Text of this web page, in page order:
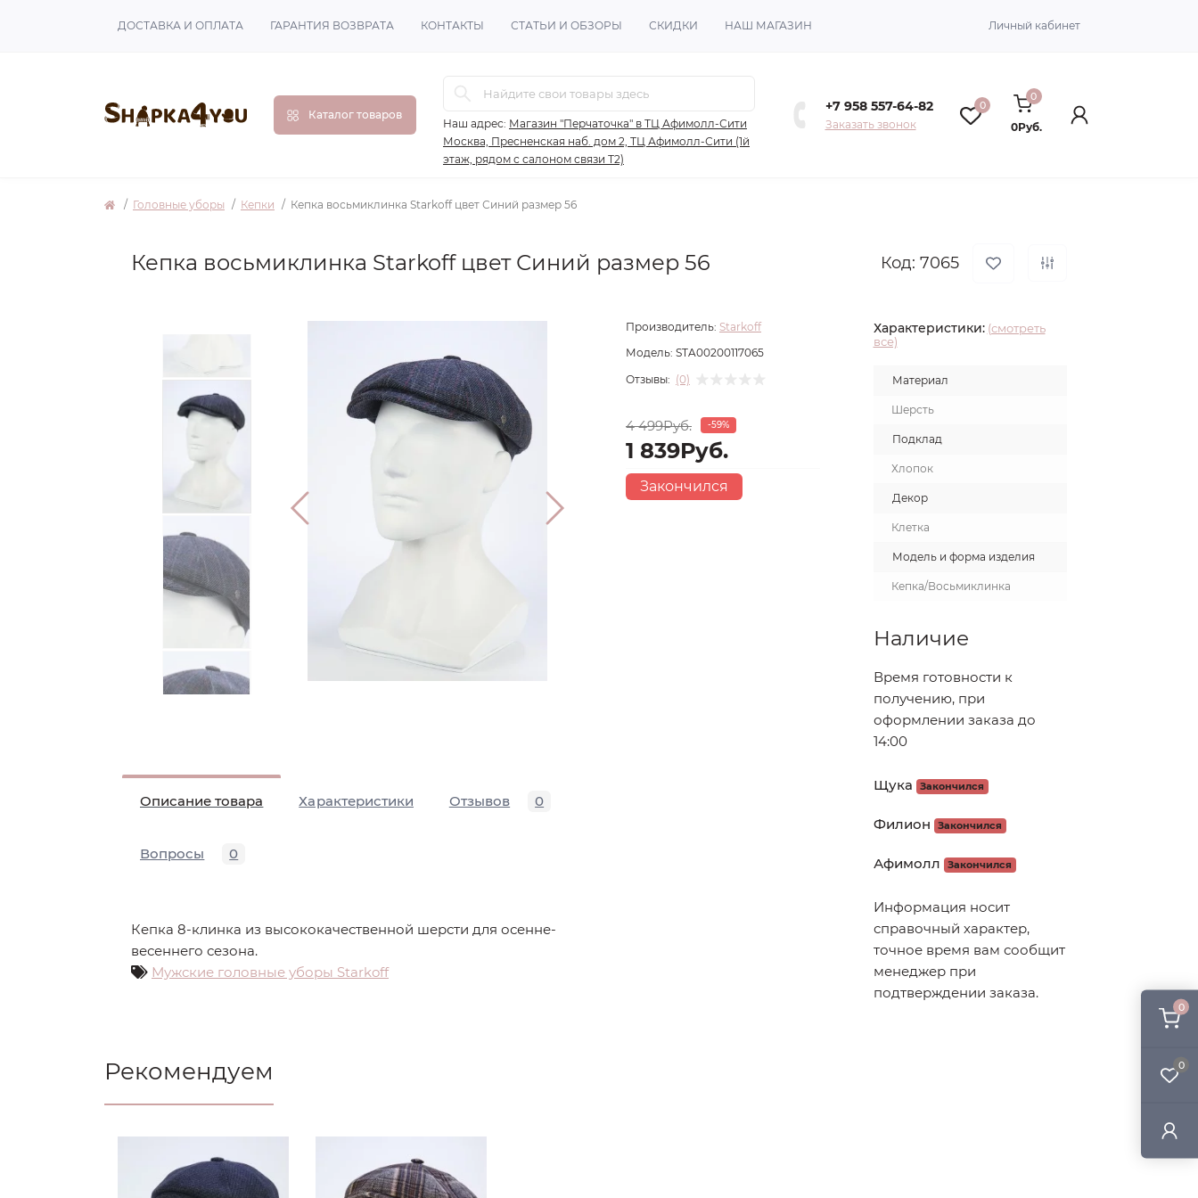
0
0
ДОСТАВКА И ОПЛАТА ГАРАНТИЯ ВОЗВРАТА КОНТАКТЫ СТАТЬИ И ОБЗОРЫ СКИДКИ НАШ МАГАЗИН Личный кабинет
Каталог товаров
Наш адрес: Магазин "Перчаточка" в ТЦ Афимолл-Сити
Москва, Пресненская наб. дом 2, ТЦ Афимолл-Сити (1й
этаж, рядом с салоном связи Т2)
+7 958 557-64-82
Заказать звонок
0
0
0Руб.
Головные уборы Кепки Кепка восьмиклинка Starkoff цвет Синий размер 56
Кепка восьмиклинка Starkoff цвет Синий размер 56 Код: 7065
Описание товара Характеристики Отзывов 0
Вопросы 0
Кепка 8-клинка из высококачественной шерсти для осенне-
весеннего сезона.
Мужские головные уборы Starkoff
Производитель: Starkoff
Модель: STA00200117065
Отзывы: (0)
4 499Руб. -59%
1 839Руб.
Закончился
Характеристики: (смотреть
все)
Материал
Шерсть
Подклад
Хлопок
Декор
Клетка
Модель и форма изделия
Кепка/Восьмиклинка
Наличие
Время готовности к
получению, при
оформлении заказа до
14:00
Щука Закончился
Филион Закончился
Афимолл Закончился
Информация носит
справочный характер,
точное время вам сообщит
менеджер при
подтверждении заказа.
Рекомендуем